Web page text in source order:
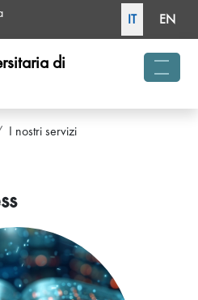
Seleziona la tua
IT EN
di
menu
I nostri servizi